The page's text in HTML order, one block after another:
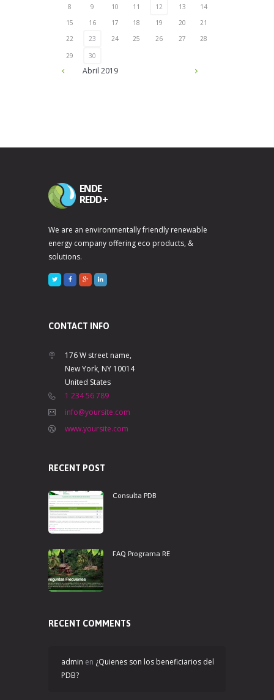
Abril 2019
8
9 10 11 12 13
14
15
16 17 18 19 20
21
22
23 24 25 26 27
28
29
30
ENDE
REDD+
We are an environmentally friendly renewable
energy company offering eco products, &
solutions.
CONTACT INFO
176 W street name,
New York, NY 10014
United States
1 234 56 789
info@yoursite.com
www.yoursite.com
RECENT POST
Consulta PDB
FAQ Programa RE
RECENT COMMENTS
admin en ¿Quienes son los beneficiarios del
PDB?